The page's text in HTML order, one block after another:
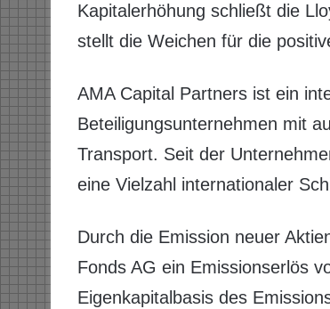
Kapitalerhöhung schließt die
stellt die Weichen für die
AMA Capital Partners ist ein
Beteiligungsunternehmen mit
Transport. Seit der
eine Vielzahl internationaler
Durch die Emission neuer
Fonds AG ein Emissionserlös
Eigenkapitalbasis des